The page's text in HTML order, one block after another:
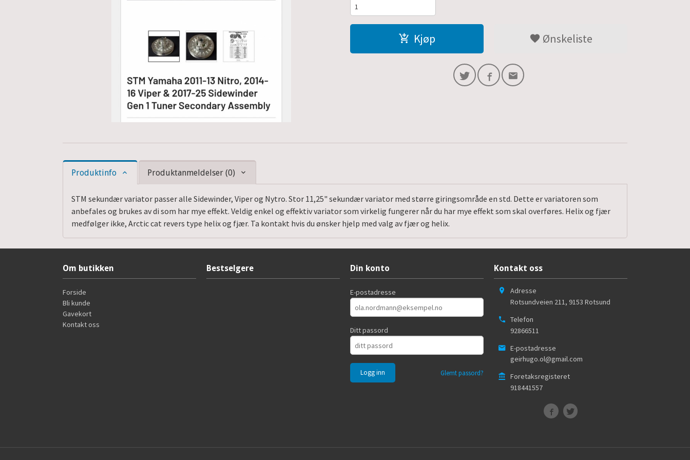
Kjøp Ønskeliste
Produktinfo Produktanmeldelser (0)
STM sekundær variator passer alle Sidewinder, Viper og Nytro. Stor 11,25" sekundær variator med større giringsområde en std. Dette er variatoren som
anbefales og brukes av di som har mye effekt. Veldig enkel og effektiv variator som virkelig fungerer når du har mye effekt som skal overføres. Helix og fjær
medfølger ikke, Arctic cat revers type helix og fjær. Ta kontakt hvis du ønsker hjelp med valg av fjær og helix.
Om butikken
Forside
Bli kunde
Gavekort
Kontakt oss
Bestselgere Din konto
E-postadresse
Ditt passord
Glemt passord?
Kontakt oss
Adresse
Rotsundveien 211, 9153 Rotsund
Telefon
92866511
E-postadresse
geirhugo.ol@gmail.com
Foretaksregisteret
918441557